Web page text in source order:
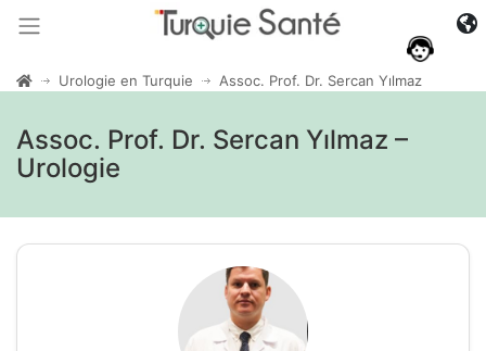
Urologie en Turquie Assoc. Prof. Dr. Sercan Yılmaz
Assoc. Prof. Dr. Sercan Yılmaz –
Urologie